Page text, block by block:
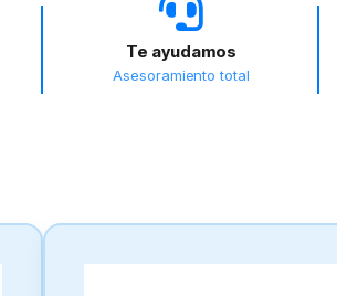
Te ayudamos
Asesoramiento total